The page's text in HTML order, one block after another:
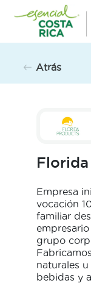
contenido
Atrás
Empresa
vocación
familiar
grupo
naturales
bebidas y